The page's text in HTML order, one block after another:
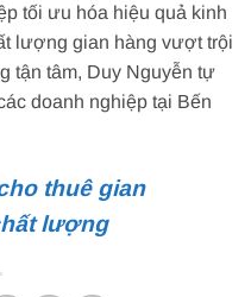
tối ưu hóa hiệu quả kinh
lượng gian hàng vượt trội
tận tâm, Duy Nguyễn tự
doanh nghiệp tại Bến
thuê gian
lượng